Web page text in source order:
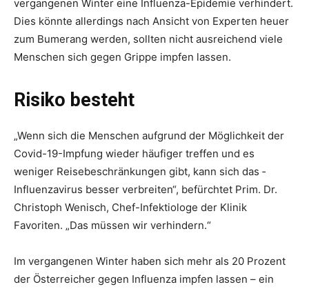
vergangenen Winter eine Influenza-Epidemie verhindert.
Dies könnte ­allerdings nach Ansicht von Experten heuer
zum Bumerang werden, sollten nicht ausreichend viele
Menschen sich gegen Grippe impfen lassen.
Risiko besteht
„Wenn sich die Menschen aufgrund der Möglichkeit der
Covid-19-Impfung ­wieder häufiger treffen und es
weniger Reisebeschrän­kungen gibt, kann sich das ­
Influenzavirus besser verbreiten“, befürchtet Prim. Dr.
Christoph Wenisch, Chef-­Infektiologe der Klinik
Favoriten. „Das müssen wir ­verhindern.“
Im vergangenen Winter haben sich mehr als 20 Prozent
der Österreicher gegen Influenza impfen lassen – ein